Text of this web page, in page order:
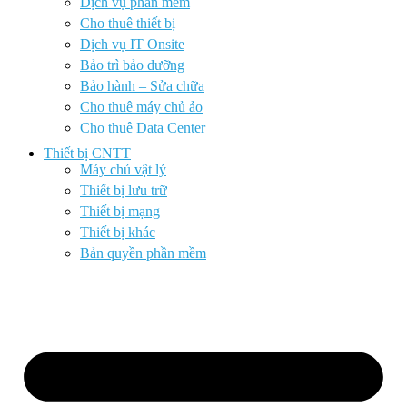
Cho thuê thiết bị
Dịch vụ IT Onsite
Bảo trì bảo dưỡng
Bảo hành – Sửa chữa
Cho thuê máy chủ ảo
Cho thuê Data Center
Thiết bị CNTT
Máy chủ vật lý
Thiết bị lưu trữ
Thiết bị mạng
Thiết bị khác
Bản quyền phần mềm